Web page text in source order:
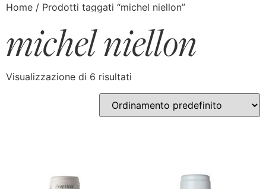
Home / Prodotti taggati “michel niellon”
michel niellon
Visualizzazione di 6 risultati